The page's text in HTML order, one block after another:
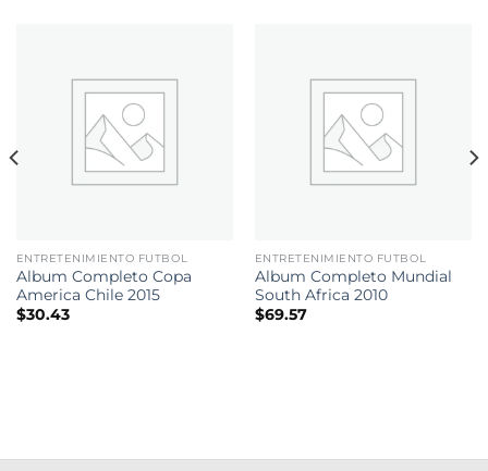
ENTRETENIMIENTO FUTBOL
Album Completo Copa
America Chile 2015
$30.43
ENTRETENIMIENTO FUTBOL
Album Completo Mundial
South Africa 2010
$69.57